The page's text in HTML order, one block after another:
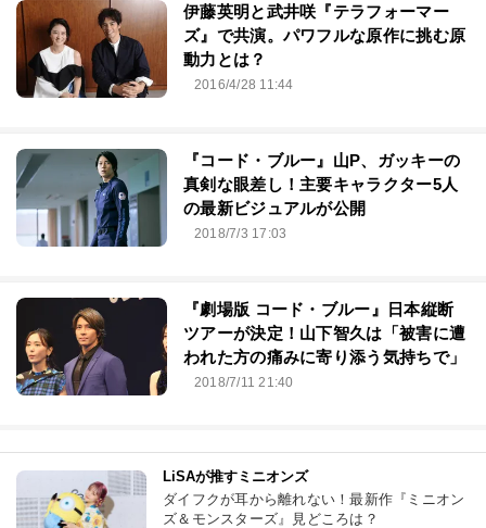
伊藤英明と武井咲『テラフォーマー
ズ』で共演。パワフルな原作に挑む原
動力とは？
2016/4/28 11:44
『コード・ブルー』山P、ガッキーの
真剣な眼差し！主要キャラクター5人
の最新ビジュアルが公開
2018/7/3 17:03
『劇場版 コード・ブルー』日本縦断
ツアーが決定！山下智久は「被害に遭
われた方の痛みに寄り添う気持ちで」
2018/7/11 21:40
LiSAが推すミニオンズ
ダイフクが耳から離れない！最新作『ミニオン
ズ＆モンスターズ』見どころは？